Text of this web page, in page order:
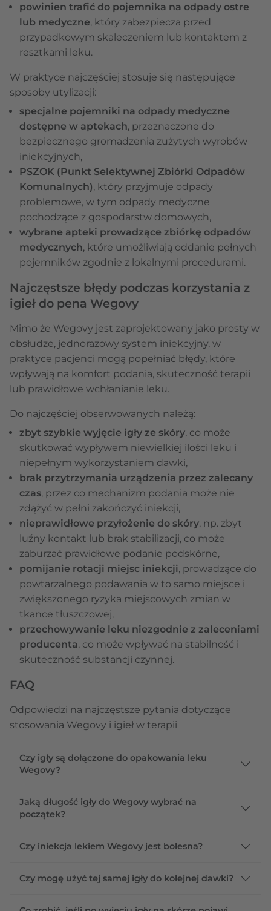
powinien trafić do pojemnika na odpady ostre
lub medyczne, który zabezpiecza przed
przypadkowym skaleczeniem lub kontaktem z
resztkami leku.
W praktyce najczęściej stosuje się następujące
sposoby utylizacji:
specjalne pojemniki na odpady medyczne
dostępne w aptekach, przeznaczone do
bezpiecznego gromadzenia zużytych wyrobów
iniekcyjnych,
PSZOK (Punkt Selektywnej Zbiórki Odpadów
Komunalnych), który przyjmuje odpady
problemowe, w tym odpady medyczne
pochodzące z gospodarstw domowych,
wybrane apteki prowadzące zbiórkę odpadów
medycznych, które umożliwiają oddanie pełnych
pojemników zgodnie z lokalnymi procedurami.
Najczęstsze błędy podczas korzystania z
igieł do pena Wegovy
Mimo że Wegovy jest zaprojektowany jako prosty w
obsłudze, jednorazowy system iniekcyjny, w
praktyce pacjenci mogą popełniać błędy, które
wpływają na komfort podania, skuteczność terapii
lub prawidłowe wchłanianie leku.
Do najczęściej obserwowanych należą:
zbyt szybkie wyjęcie igły ze skóry, co może
skutkować wypływem niewielkiej ilości leku i
niepełnym wykorzystaniem dawki,
brak przytrzymania urządzenia przez zalecany
czas, przez co mechanizm podania może nie
zdążyć w pełni zakończyć iniekcji,
nieprawidłowe przyłożenie do skóry, np. zbyt
luźny kontakt lub brak stabilizacji, co może
zaburzać prawidłowe podanie podskórne,
pomijanie rotacji miejsc iniekcji, prowadzące do
powtarzalnego podawania w to samo miejsce i
zwiększonego ryzyka miejscowych zmian w
tkance tłuszczowej,
przechowywanie leku niezgodnie z zaleceniami
producenta, co może wpływać na stabilność i
skuteczność substancji czynnej.
FAQ
Odpowiedzi na najczęstsze pytania dotyczące
stosowania Wegovy i igieł w terapii
Czy igły są dołączone do opakowania leku
Wegovy?
Jaką długość igły do Wegovy wybrać na
początek?
Czy iniekcja lekiem Wegovy jest bolesna?
Czy mogę użyć tej samej igły do kolejnej dawki?